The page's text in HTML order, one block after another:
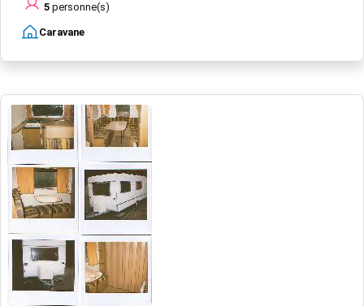
5 personne(s)
Caravane